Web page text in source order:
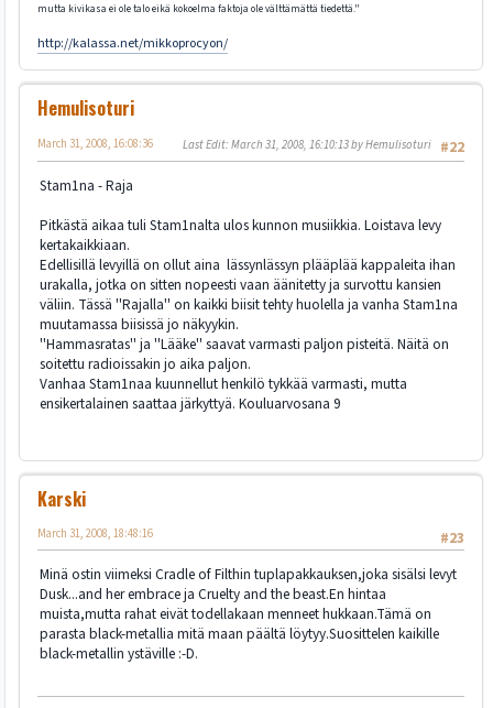
mutta kivikasa ei ole talo eikä kokoelma faktoja ole välttämättä tiedettä."
http://kalassa.net/mikkoprocyon/
Hemulisoturi
#22
March 31, 2008, 16:08:36 Last Edit: March 31, 2008, 16:10:13 by Hemulisoturi
Stam1na - Raja
Pitkästä aikaa tuli Stam1nalta ulos kunnon musiikkia. Loistava levy
kertakaikkiaan.
Edellisillä levyillä on ollut aina lässynlässyn plääplää kappaleita ihan
urakalla, jotka on sitten nopeesti vaan äänitetty ja survottu kansien
väliin. Tässä ''Rajalla'' on kaikki biisit tehty huolella ja vanha Stam1na
muutamassa biisissä jo näkyykin.
''Hammasratas'' ja ''Lääke'' saavat varmasti paljon pisteitä. Näitä on
soitettu radioissakin jo aika paljon.
Vanhaa Stam1naa kuunnellut henkilö tykkää varmasti, mutta
ensikertalainen saattaa järkyttyä. Kouluarvosana 9
Karski
#23
March 31, 2008, 18:48:16
Minä ostin viimeksi Cradle of Filthin tuplapakkauksen,joka sisälsi levyt
Dusk...and her embrace ja Cruelty and the beast.En hintaa
muista,mutta rahat eivät todellakaan menneet hukkaan.Tämä on
parasta black-metallia mitä maan päältä löytyy.Suosittelen kaikille
black-metallin ystäville :-D.